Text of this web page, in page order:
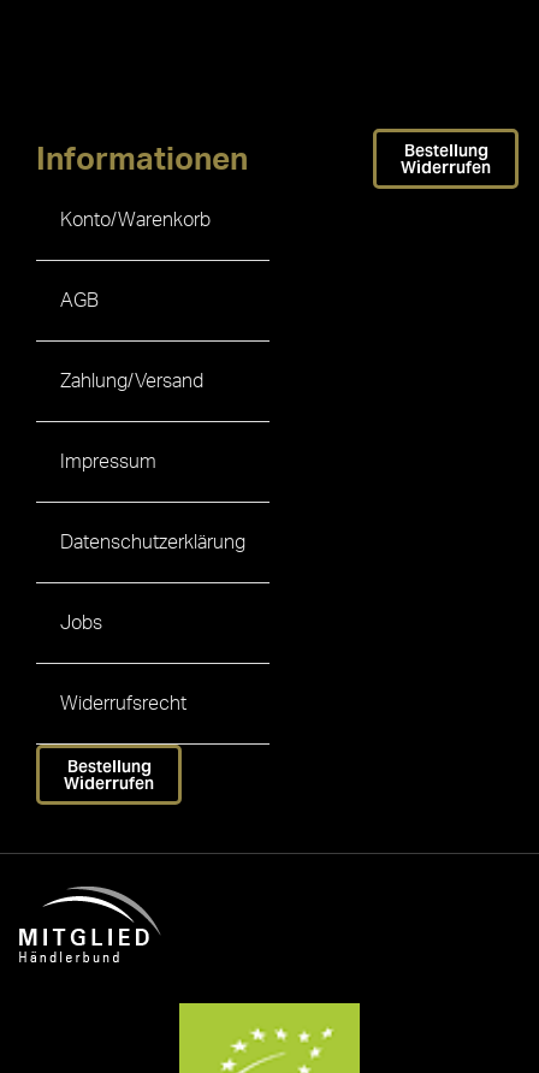
Informationen
Konto/Warenkorb
AGB
Zahlung/Versand
Impressum
Datenschutzerklärung
Jobs
Widerrufsrecht
Bestellung
Widerrufen
Bestellung
Widerrufen